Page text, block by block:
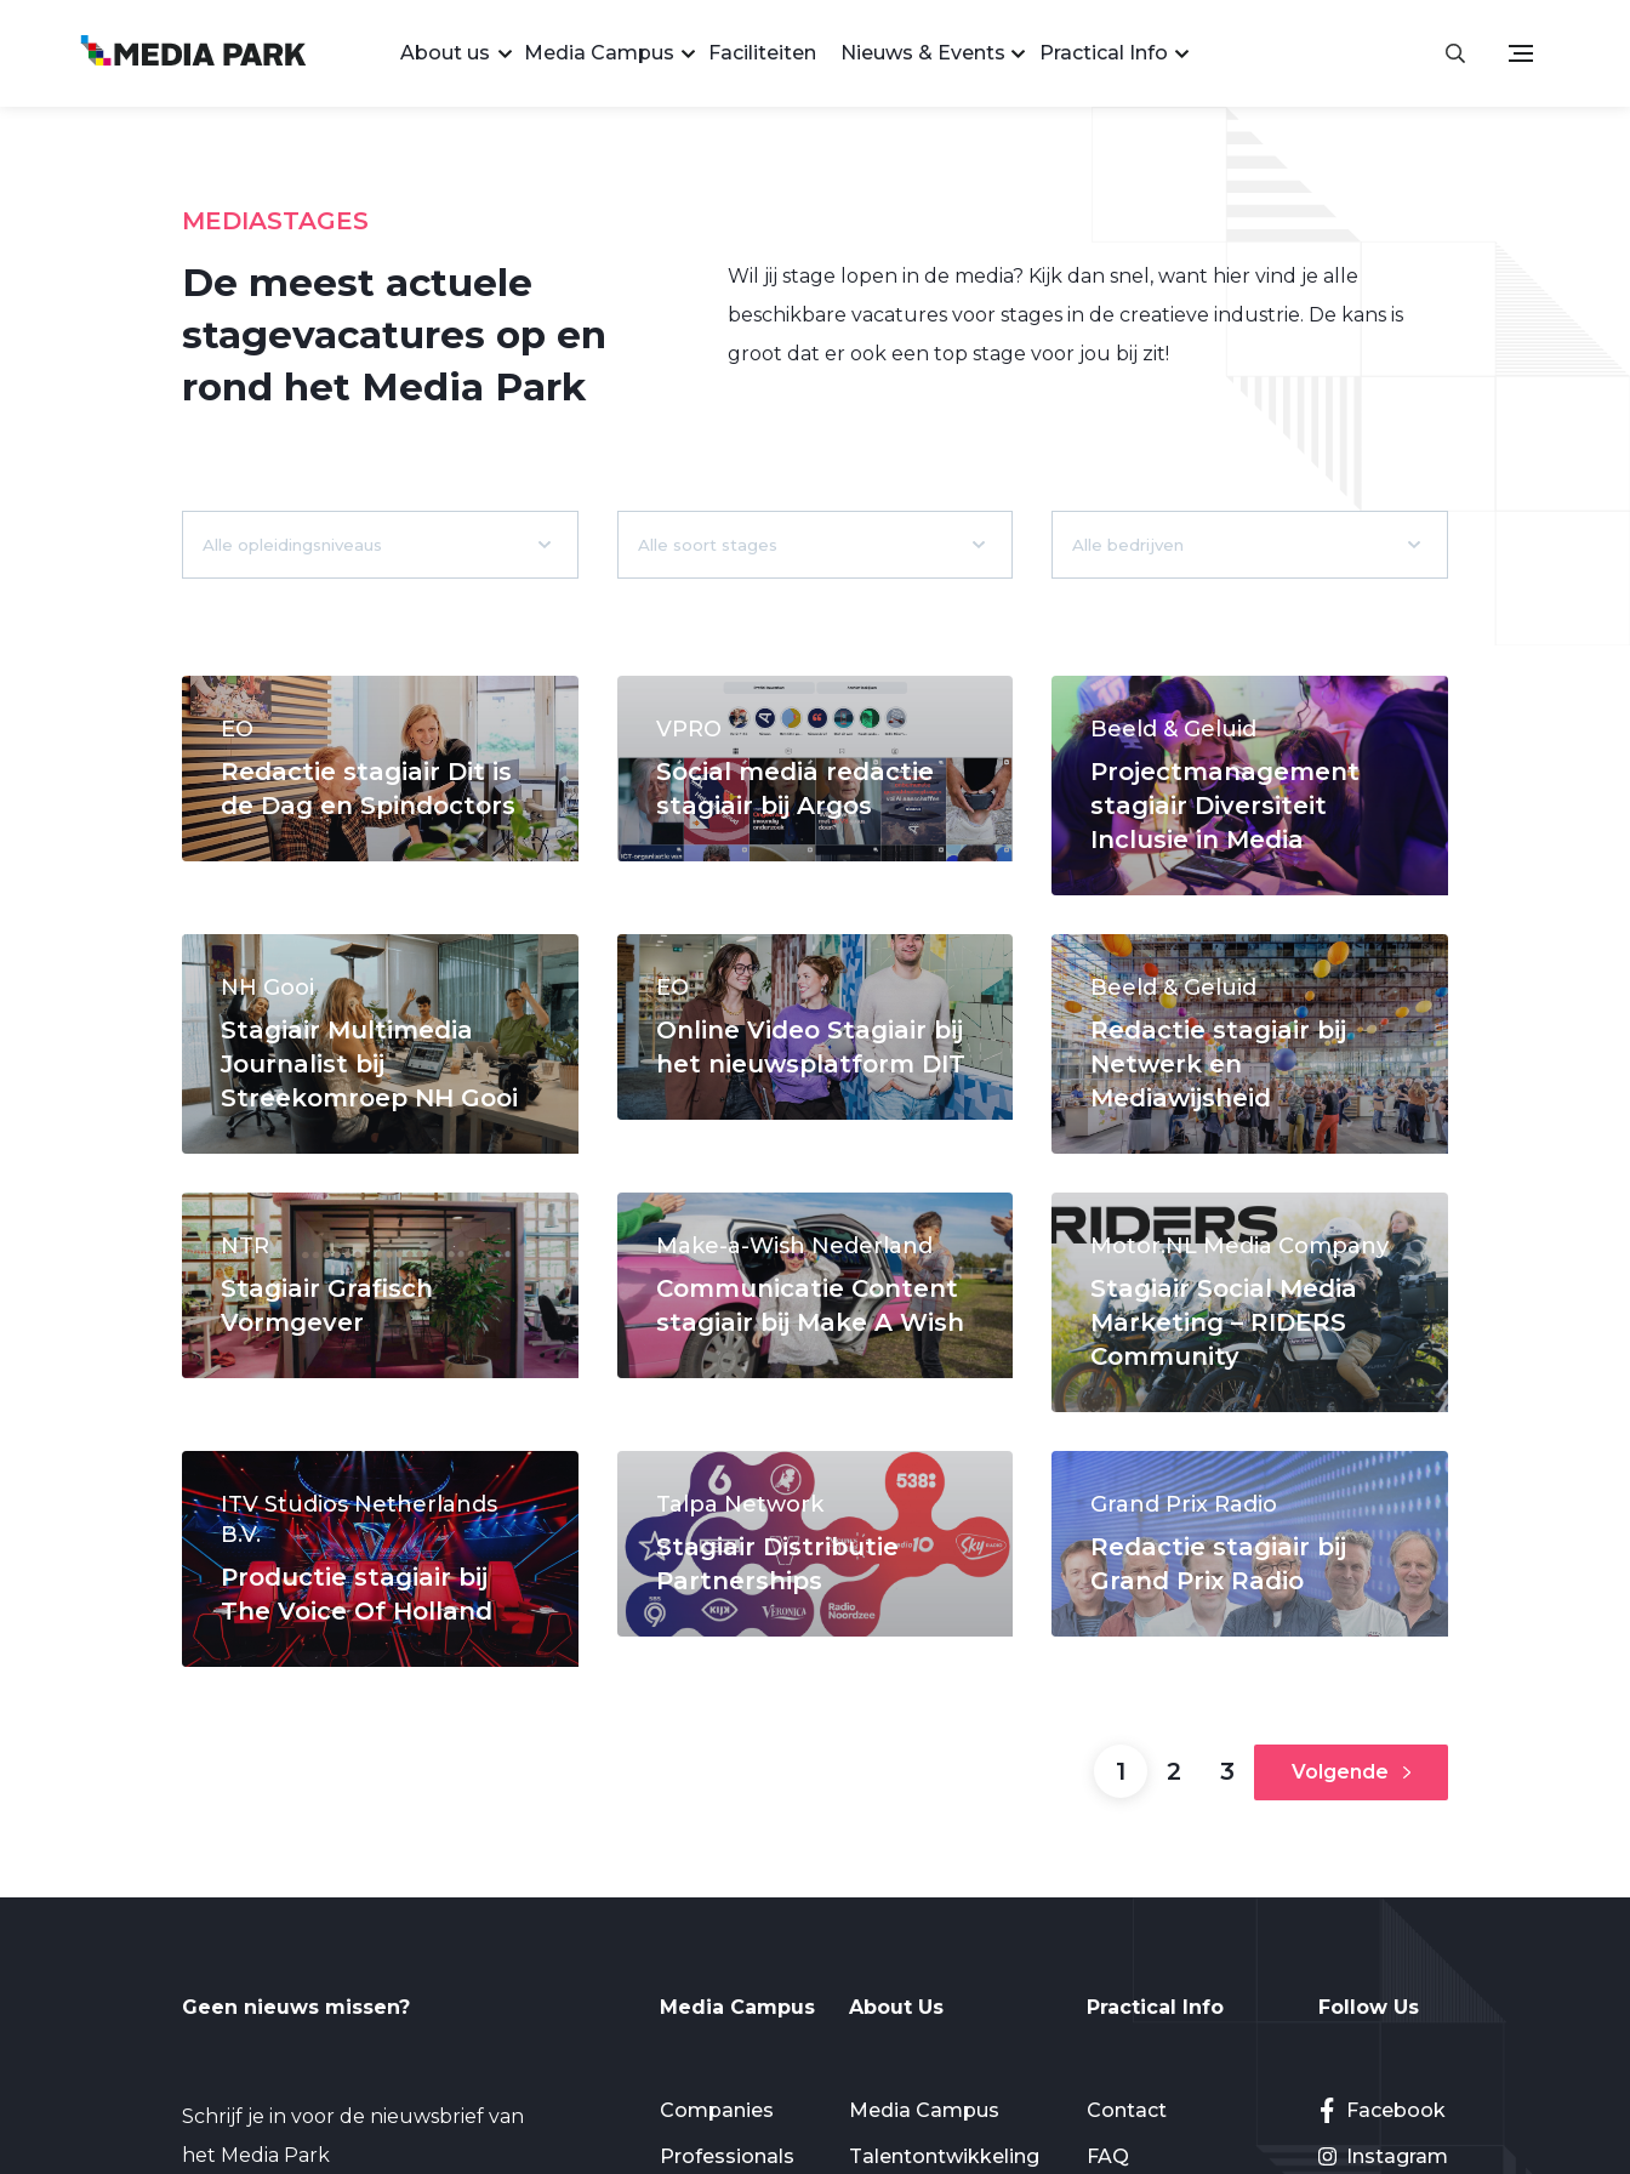
About us Media Campus Faciliteiten Nieuws & Events Practical Info
MEDIASTAGES
De meest actuele
stagevacatures op en
rond het Media Park
Wil jij stage lopen in de media? Kijk dan snel, want hier vind je alle
beschikbare vacatures voor stages in de creatieve industrie. De kans is
groot dat er ook een top stage voor jou bij zit!
EO
Redactie stagiair Dit is
de Dag en Spindoctors
VPRO
Social media redactie
stagiair bij Argos
Beeld & Geluid
Projectmanagement
stagiair Diversiteit
Inclusie in Media
NH Gooi
Stagiair Multimedia
Journalist bij
Streekomroep NH Gooi
EO
Online Video Stagiair bij
het nieuwsplatform DIT
Beeld & Geluid
Redactie stagiair bij
Netwerk en
Mediawijsheid
NTR
Stagiair Grafisch
Vormgever
Make-a-Wish Nederland
Communicatie Content
stagiair bij Make A Wish
Motor.NL Media Company
Stagiair Social Media
Marketing – RIDERS
Community
ITV Studios Netherlands
B.V.
Productie stagiair bij
The Voice Of Holland
Talpa Network
Stagiair Distributie
Partnerships
Grand Prix Radio
Redactie stagiair bij
Grand Prix Radio
1 2 3 Volgende
Geen nieuws missen?
Schrijf je in voor de nieuwsbrief van
het Media Park
Media Campus
Companies
Professionals
About Us
Media Campus
Talentontwikkeling
Practical Info
Contact
FAQ
Follow Us
Facebook
Instagram